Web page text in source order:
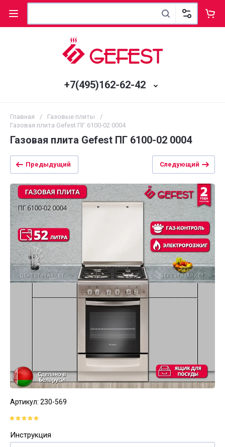
+7(495)162-62-42
Главная / Газовые плиты
/
Газовая плита Gefest ПГ 6100-02 0004
Газовая плита Gefest ПГ 6100-02 0004
Предыдущий Следующий
Артикул: 230-569
Инструкция